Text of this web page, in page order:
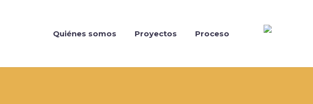
Quiénes somos Proyectos Proceso